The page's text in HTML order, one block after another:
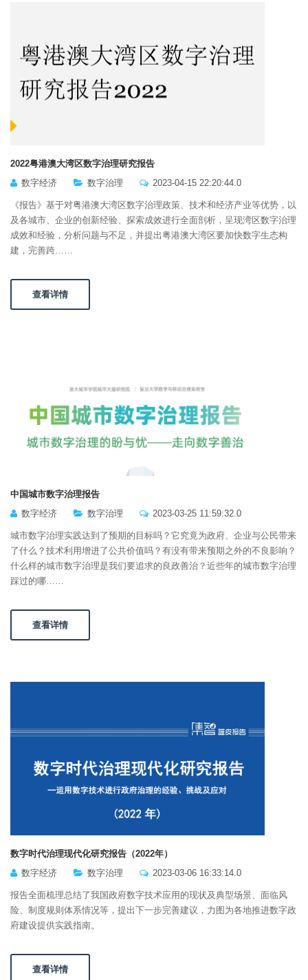
2022粤港澳大湾区数字治理研究报告
数字经济
数字治理 2023-04-15 22:20:44.0
《报告》基于对粤港澳大湾区数字治理政策、技术和经济产业等优势，以
及各城市、企业的创新经验、探索成效进行全面剖析，呈现湾区数字治理
成效和经验，分析问题与不足，并提出粤港澳大湾区要加快数字生态构
建，完善跨……
查看详情
中国城市数字治理报告
数字经济
数字治理 2023-03-25 11:59:32.0
城市数字治理实践达到了预期的目标吗？它究竟为政府、企业与公民带来
了什么？技术利用增进了公共价值吗？有没有带来预期之外的不良影响？
什么样的城市数字治理是我们要追求的良政善治？近些年的城市数字治理
踩过的哪……
查看详情
数字时代治理现代化研究报告（2022年）
数字经济
数字治理 2023-03-06 16:33:14.0
报告全面梳理总结了我国政府数字技术应用的现状及典型场景、面临风
险、制度规则体系情况等，提出下一步完善建议，力图为各地推进数字政
府建设提供实践指南。
查看详情